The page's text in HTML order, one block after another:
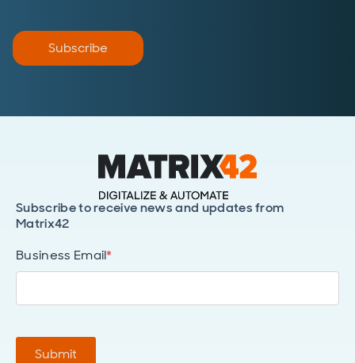
Subscribe
Subscribe to receive news and updates from
Matrix42
Business Email*
Submit